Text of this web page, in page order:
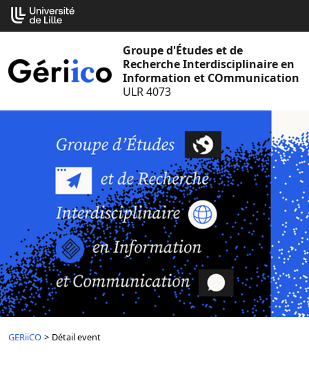
Aller
au
Groupe d'Études et de
Recherche Interdisciplinaire en
Information et COmmunication
ULR 4073
GERiiCO > Détail event
Cookies management panel